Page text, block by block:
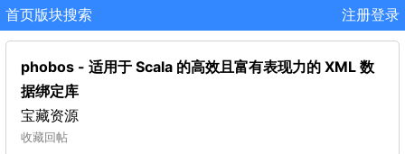
首页版块搜索 注册登录
phobos - 适用于 Scala 的高效且富有表现力的 XML 数
据绑定库
宝藏资源
收藏回帖